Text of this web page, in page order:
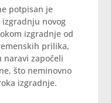
potpisan je
izgradnju novog
izgradnje od
prilika,
naravi započeli
što neminovno
izgradnje.